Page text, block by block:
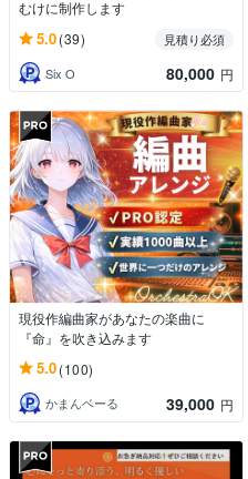
むけに制作します
5.0(39)
見積り必須
Six O
80,000 円
現役作編曲家があなたの楽曲に
『命』を吹き込みます
5.0(100)
かまんベーる 39,000 円